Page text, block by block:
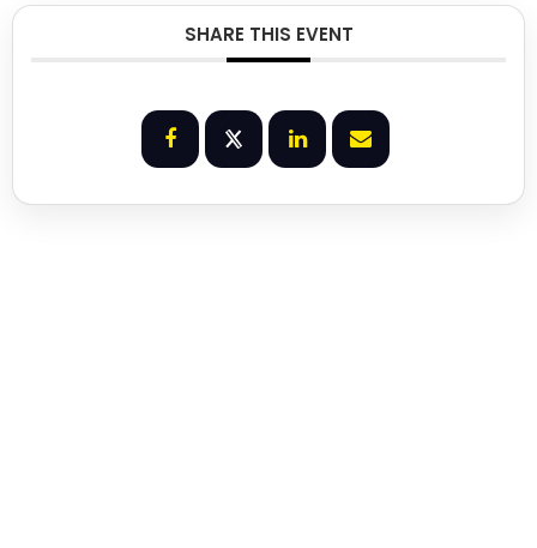
SHARE THIS EVENT